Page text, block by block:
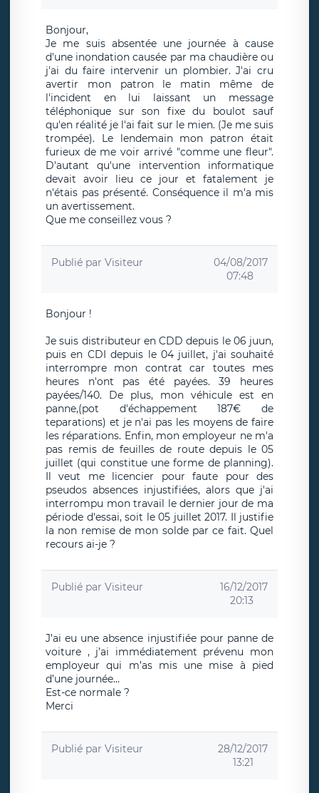
Bonjour,
Je me suis absentée une journée à cause
d'une inondation causée par ma chaudière ou
j'ai du faire intervenir un plombier. J'ai cru
avertir mon patron le matin même de
l'incident en lui laissant un message
téléphonique sur son fixe du boulot sauf
qu'en réalité je l'ai fait sur le mien. (Je me suis
trompée). Le lendemain mon patron était
furieux de me voir arrivé "comme une fleur".
D'autant qu'une intervention informatique
devait avoir lieu ce jour et fatalement je
n'étais pas présenté. Conséquence il m'a mis
un avertissement.
Que me conseillez vous ?
Publié par Visiteur
04/08/2017
07:48
Bonjour !
Je suis distributeur en CDD depuis le 06 juun,
puis en CDI depuis le 04 juillet, j'ai souhaité
interrompre mon contrat car toutes mes
heures n'ont pas été payées. 39 heures
payées/140. De plus, mon véhicule est en
panne,(pot d'échappement 187€ de
teparations) et je n'ai pas les moyens de faire
les réparations. Enfin, mon employeur ne m'a
pas remis de feuilles de route depuis le 05
juillet (qui constitue une forme de planning).
Il veut me licencier pour faute pour des
pseudos absences injustifiées, alors que j'ai
interrompu mon travail le dernier jour de ma
période d'essai, soit le 05 juillet 2017. Il justifie
la non remise de mon solde par ce fait. Quel
recours ai-je ?
Publié par Visiteur
16/12/2017
20:13
J’ai eu une absence injustifiée pour panne de
voiture , j’ai immédiatement prévenu mon
employeur qui m’as mis une mise à pied
d’une journée...
Est-ce normale ?
Merci
Publié par Visiteur
28/12/2017
13:21